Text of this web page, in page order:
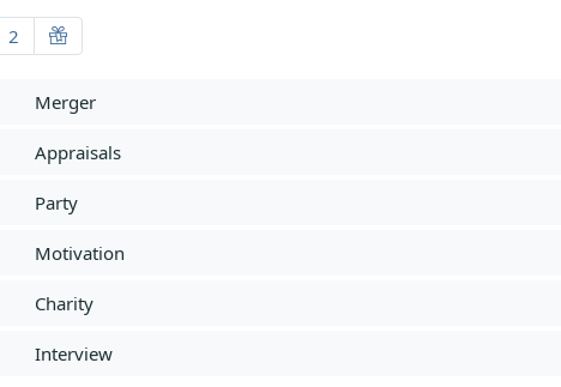
2
Merger
Appraisals
Party
Motivation
Charity
Interview